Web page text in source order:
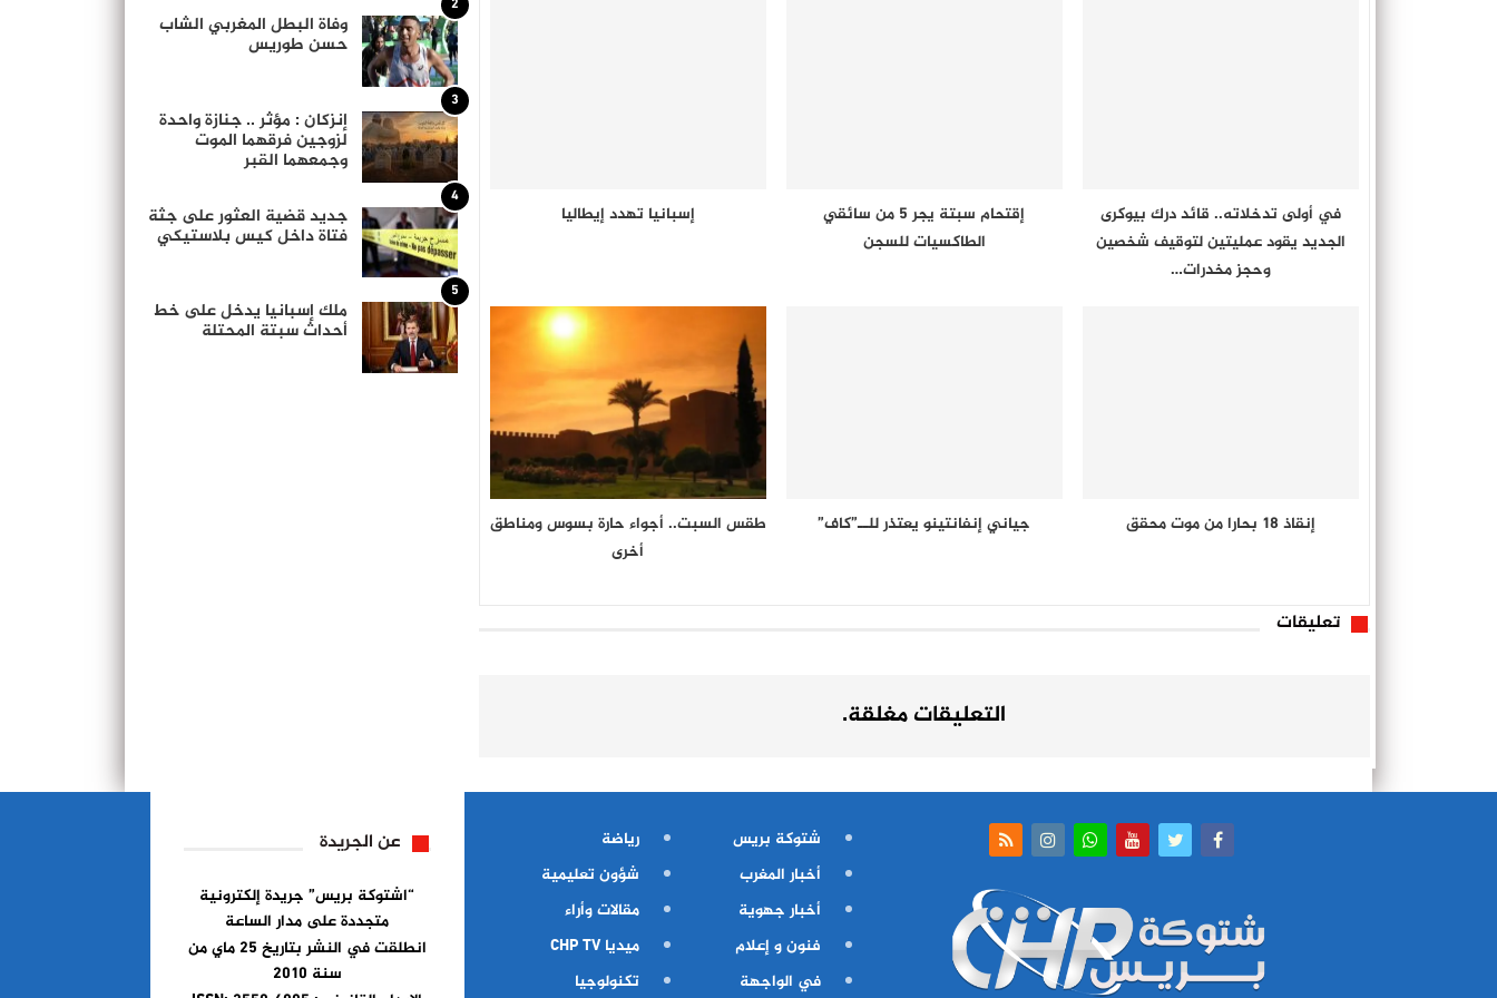
في أولى تدخلاته.. قائد درك بيوكرى
الجديد يقود عمليتين لتوقيف شخصين
وحجز مخدرات…
إقتحام سبتة يجر 5 من سائقي
الطاكسيات للسجن
إسبانيا تهدد إيطاليا
إنقاذ 18 بحارا من موت محقق جياني إنفانتينو يعتذر للــ”كاف”
طقس السبت.. أجواء حارة بسوس ومناطق
أخرى
تعليقات
التعليقات مغلقة.
2
وفاة البطل المغربي الشاب
حسن طوريس
3
إنزكان : مؤثر .. جنازة واحدة
لزوجين فرقهما الموت
وجمعهما القبر
4
جديد قضية العثور على جثة
فتاة داخل كيس بلاستيكي
5
ملك إسبانيا يدخل على خط
أحداث سبتة المحتلة
شتوكة بريس
أخبار المغرب
أخبار جهوية
فنون و إعلام
في الواجهة
رياضة
شؤون تعليمية
مقالات وأراء
ميديا CHP TV
تكنولوجيا
عن الجريدة
“اشتوكة بريس” جريدة إلكترونية
متجددة على مدار الساعة
انطلقت في النشر بتاريخ 25 ماي من
سنة 2010